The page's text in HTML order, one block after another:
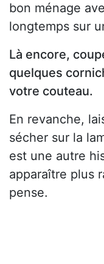
bon ménage
longtemps sur
Là encore,
quelques
votre couteau.
En revanche,
sécher sur la
est une autre
apparaître plus
pense.